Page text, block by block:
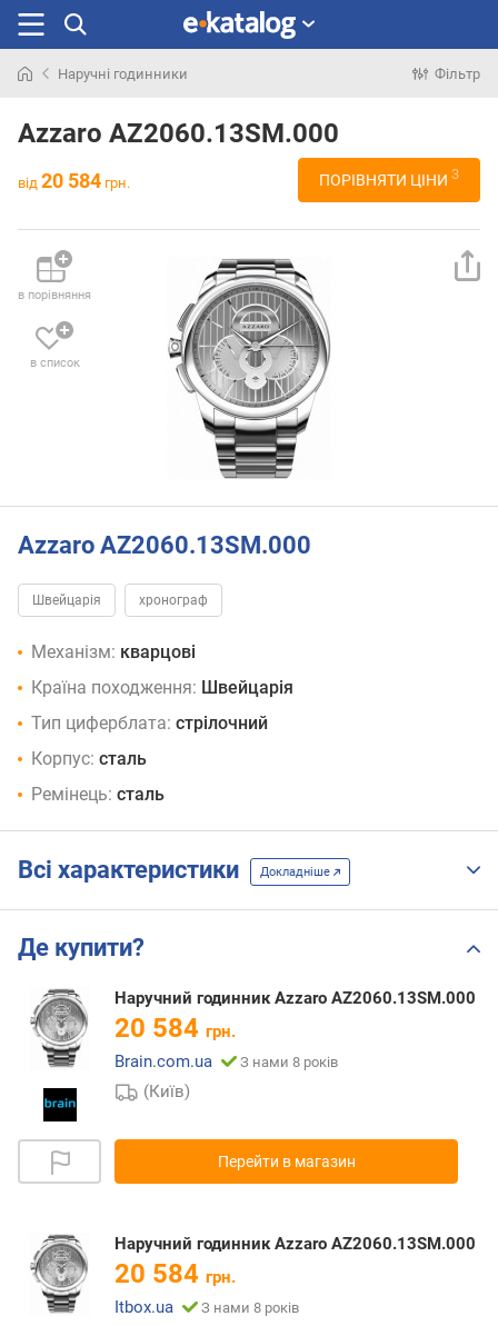
раніше
Наручні годинники Фільтр
Azzaro AZ2060.13SM.000
від 20 584 грн. ПОРІВНЯТИ ЦІНИ 3
в порівняння
в список
Azzaro AZ2060.13SM.000
Швейцарія хронограф
Механізм: кварцові
Країна походження: Швейцарія
Тип циферблата: стрілочний
Корпус: сталь
Ремінець: сталь
Всі характеристики Докладніше
Де купити?
Наручний годинник Azzaro AZ2060.13SM.000
20 584 грн.
Brain.com.ua
З нами 8 років
(Київ)
Перейти в магазин
Наручний годинник Azzaro AZ2060.13SM.000
20 584 грн.
Itbox.ua
З нами 8 років